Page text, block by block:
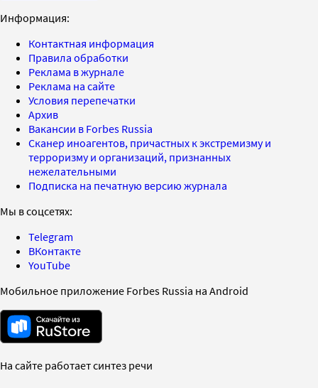
Информация:
Контактная информация
Правила обработки
Реклама в журнале
Реклама на сайте
Условия перепечатки
Архив
Вакансии в Forbes Russia
Сканер иноагентов, причастных к экстремизму и
терроризму и организаций, признанных
нежелательными
Подписка на печатную версию журнала
Мы в соцсетях:
Telegram
ВКонтакте
YouTube
Мобильное приложение Forbes Russia на Android
На сайте работает синтез речи